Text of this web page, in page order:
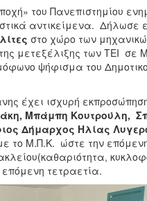
του Πανεπιστημίου
αντικείμενα. Δήλωσε
στο χώρο των
μετεξέλιξης των ΤΕΙ σε
ψήφισμα του
έχει ισχυρή
Μπάμπη Κουτρούλη,
Δήμαρχος Ηλίας
το Μ.Π.Κ. ώστε την
τετραετία.